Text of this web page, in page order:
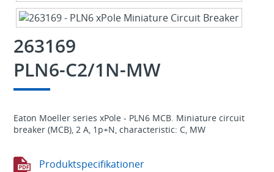
263169
PLN6-C2/1N-MW
Eaton Moeller series xPole - PLN6 MCB. Miniature circuit
breaker (MCB), 2 A, 1p+N, characteristic: C, MW
Produktspecifikationer